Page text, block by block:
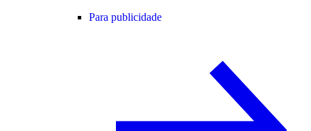
Para publicidade